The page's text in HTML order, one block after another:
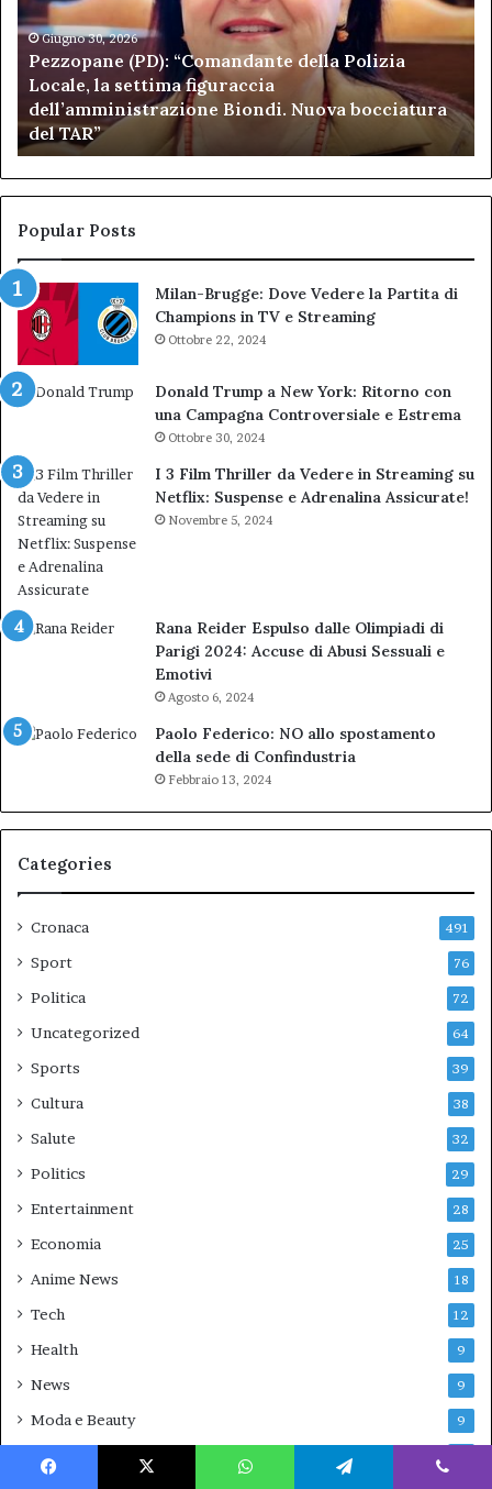
Polizia
Locale,
settima
figuraccia
dell’amministrazione
Biondi.
Nuova
bocciatura
del
Giugno 30, 2026
Pezzopane (PD): “Comandante della Polizia
Locale, la settima figuraccia
dell’amministrazione Biondi. Nuova bocciatura
del TAR”
ai
Popular Posts
Milan-Brugge: Dove Vedere la Partita di
Champions in TV e Streaming
Ottobre 22, 2024
Donald Trump a New York: Ritorno con
una Campagna Controversiale e Estrema
Ottobre 30, 2024
I 3 Film Thriller da Vedere in Streaming su
Netflix: Suspense e Adrenalina Assicurate!
Novembre 5, 2024
Rana Reider Espulso dalle Olimpiadi di
Parigi 2024: Accuse di Abusi Sessuali e
Emotivi
Agosto 6, 2024
Paolo Federico: NO allo spostamento
della sede di Confindustria
Febbraio 13, 2024
Categories
Cronaca 491
Sport 76
Politica 72
Uncategorized 64
Sports 39
Cultura 38
Salute 32
Politics 29
Entertainment 28
Economia 25
Anime News 18
Tech 12
Health 9
News 9
Moda e Beauty 9
Mondo Green